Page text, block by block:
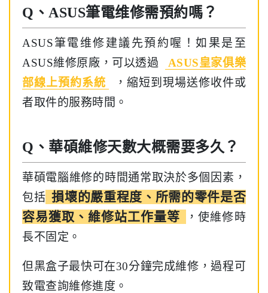
Q、ASUS筆電维修需預約嗎？
ASUS筆電维修建議先預約喔！如果是至
ASUS維修原廠，可以透過
ASUS皇家俱樂
部線上預約系統
，縮短到現場送修收件或
者取件的服務時間。
Q、華碩維修天數大概需要多久？
華碩電腦維修的時間通常取決於多個因素，
包括 損壞的嚴重程度、所需的零件是否
容易獲取、維修站工作量等
，使維修時
長不固定。
但黑盒子最快可在30分鐘完成維修，過程可
致電查詢維修進度。